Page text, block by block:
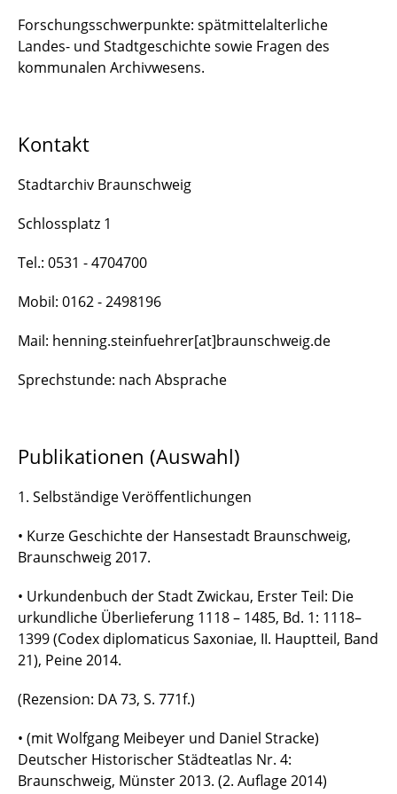
Forschungsschwerpunkte: spätmittelalterliche
Landes- und Stadtgeschichte sowie Fragen des
kommunalen Archivwesens.
Kontakt
Stadtarchiv Braunschweig
Schlossplatz 1
Tel.: 0531 - 4704700
Mobil: 0162 - 2498196
Mail: henning.steinfuehrer[at]braunschweig.de
Sprechstunde: nach Absprache
Publikationen (Auswahl)
1. Selbständige Veröffentlichungen
• Kurze Geschichte der Hansestadt Braunschweig,
Braunschweig 2017.
• Urkundenbuch der Stadt Zwickau, Erster Teil: Die
urkundliche Überlieferung 1118 – 1485, Bd. 1: 1118–
1399 (Codex diplomaticus Saxoniae, II. Hauptteil, Band
21), Peine 2014.
(Rezension: DA 73, S. 771f.)
• (mit Wolfgang Meibeyer und Daniel Stracke)
Deutscher Historischer Städteatlas Nr. 4:
Braunschweig, Münster 2013. (2. Auflage 2014)